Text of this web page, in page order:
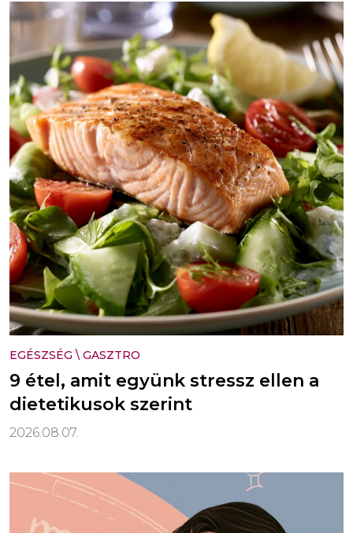
EGÉSZSÉG \ GASZTRO
9 étel, amit együnk stressz ellen a
dietetikusok szerint
2026.08.07.